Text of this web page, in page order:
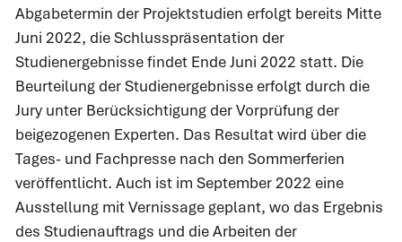
Abgabetermin der Projektstudien erfolgt bereits Mitte
Juni 2022, die Schlusspräsentation der
Studienergebnisse findet Ende Juni 2022 statt. Die
Beurteilung der Studienergebnisse erfolgt durch die
Jury unter Berücksichtigung der Vorprüfung der
beigezogenen Experten. Das Resultat wird über die
Tages- und Fachpresse nach den Sommerferien
veröffentlicht. Auch ist im September 2022 eine
Ausstellung mit Vernissage geplant, wo das Ergebnis
des Studienauftrags und die Arbeiten der